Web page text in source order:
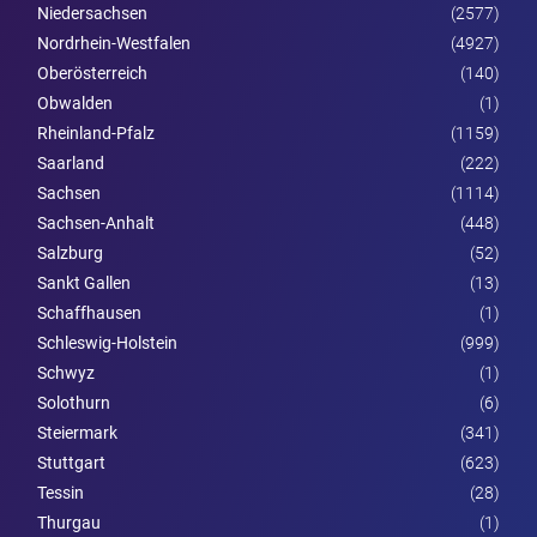
Niedersachsen
(2577)
Nordrhein-Westfalen
(4927)
Ober­österreich
(140)
Obwalden
(1)
Rheinland-Pfalz
(1159)
Saarland
(222)
Sachsen
(1114)
Sachsen-Anhalt
(448)
Salzburg
(52)
Sankt Gallen
(13)
Schaffhausen
(1)
Schleswig-Holstein
(999)
Schwyz
(1)
Solothurn
(6)
Steier­mark
(341)
Stuttgart
(623)
Tessin
(28)
Thurgau
(1)